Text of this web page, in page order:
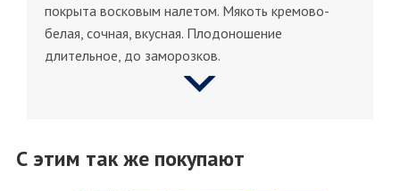
покрыта восковым налетом. Мякоть кремово-
белая, сочная, вкусная. Плодоношение
длительное, до заморозков.
С этим так же покупают